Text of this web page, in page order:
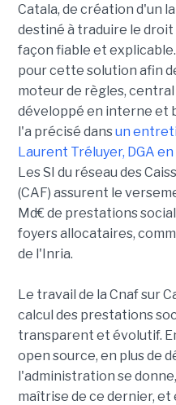
Catala, de création d'un
destiné à traduire le
façon fiable et
pour cette solution afin
moteur de règles, central
développé en interne et
l'a précisé dansun
Laurent Tréluyer, DGA
Les SI du réseau des
(CAF) assurent le
Md€ de prestations
foyers allocataires,
de l'Inria.
Le travail de la Cnaf sur
calcul des prestations
transparent et évolutif.
open source, en plus de
l'administration se
maîtrise de ce dernier,